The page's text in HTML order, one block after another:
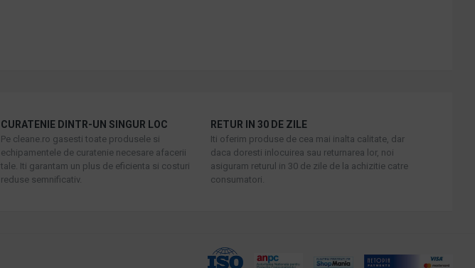
CURATENIE DINTR-UN SINGUR LOC
Pe cleane.ro gasesti toate produsele si
echipamentele de curatenie necesare afacerii
tale. Iti garantam un plus de eficienta si costuri
reduse semnificativ.
RETUR IN 30 DE ZILE
Iti oferim produse de cea mai inalta calitate, dar
daca doresti inlocuirea sau returnarea lor, noi
asiguram returul in 30 de zile de la achizitie catre
consumatori.